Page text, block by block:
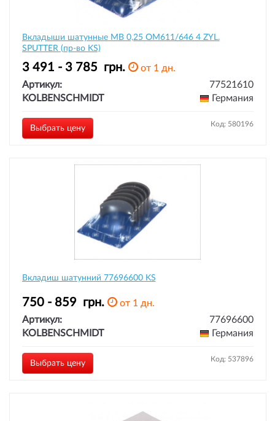
Вкладыши шатунные MB 0,25 OM611/646 4 ZYL.
SPUTTER (пр-во KS)
3 491 - 3 785 грн.
от 1 дн.
Артикул:
77521610
KOLBENSCHMIDT
Германия
Выбрать цену Код: 580196
Вкладиш шатунний 77696600 KS
750 - 859 грн.
от 1 дн.
Артикул:
77696600
KOLBENSCHMIDT
Германия
Выбрать цену Код: 537896